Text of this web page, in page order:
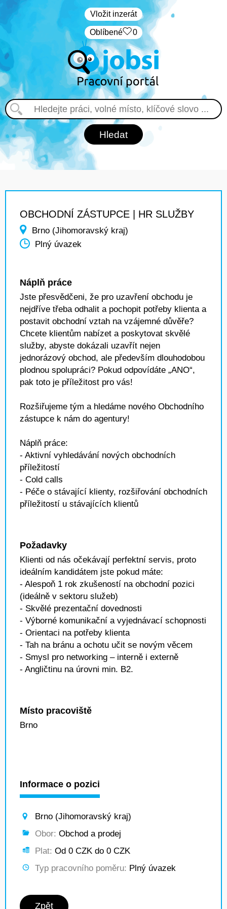
Vložit inzerát
Oblíbené 0
OBCHODNÍ ZÁSTUPCE | HR SLUŽBY
Brno (Jihomoravský kraj)
Plný úvazek
Náplň práce
Jste přesvědčeni, že pro uzavření obchodu je
nejdříve třeba odhalit a pochopit potřeby klienta a
postavit obchodní vztah na vzájemné důvěře?
Chcete klientům nabízet a poskytovat skvělé
služby, abyste dokázali uzavřít nejen
jednorázový obchod, ale především dlouhodobou
plodnou spolupráci? Pokud odpovídáte „ANO“,
pak toto je příležitost pro vás!
Rozšiřujeme tým a hledáme nového Obchodního
zástupce k nám do agentury!
Náplň práce:
- Aktivní vyhledávání nových obchodních
příležitostí
- Cold calls
- Péče o stávající klienty, rozšiřování obchodních
příležitostí u stávajících klientů
Požadavky
Klienti od nás očekávají perfektní servis, proto
ideálním kandidátem jste pokud máte:
- Alespoň 1 rok zkušeností na obchodní pozici
(ideálně v sektoru služeb)
- Skvělé prezentační dovednosti
- Výborné komunikační a vyjednávací schopnosti
- Orientaci na potřeby klienta
- Tah na bránu a ochotu učit se novým věcem
- Smysl pro networking – interně i externě
- Angličtinu na úrovni min. B2.
Místo pracoviště
Brno
Informace o pozici
Brno (Jihomoravský kraj)
Obor: Obchod a prodej
Plat: Od 0 CZK do 0 CZK
Typ pracovního poměru: Plný úvazek
Zpět